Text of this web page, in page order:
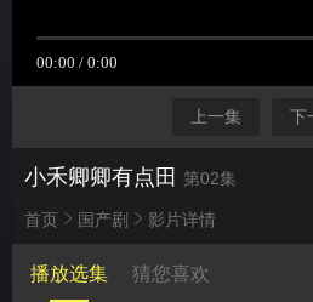
上一集 下
小禾卿卿有点田 第02集
首页 国产剧 影片详情
播放选集 猜您喜欢